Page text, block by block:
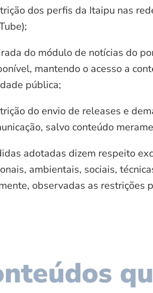
dos perfis da Itaipu nas
do módulo de notícias do
mantendo o acesso a
pública;
do envio de releases e
salvo conteúdo
adotadas dizem respeito
ambientais, sociais,
observadas as restrições